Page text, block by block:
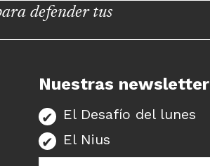
defender tus
Nuestras newsletter
El Desafío del lunes
El Nius